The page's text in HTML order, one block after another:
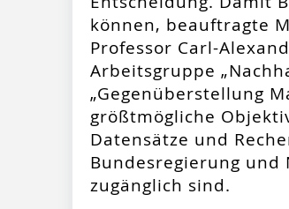
können, beauftragte
Professor Carl-
Arbeitsgruppe
„Gegenüberstellung
größtmögliche
Datensätze und
Bundesregierung und
zugänglich sind.